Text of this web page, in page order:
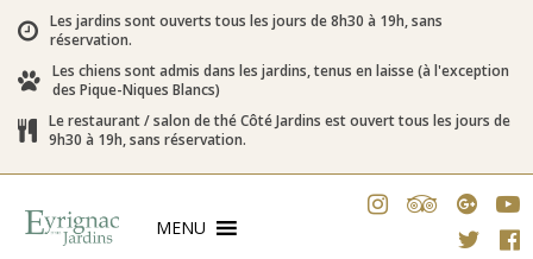
Les jardins sont ouverts tous les jours de 8h30 à 19h, sans
réservation.
Les chiens sont admis dans les jardins, tenus en laisse (à l'exception
des Pique-Niques Blancs)
Le restaurant / salon de thé Côté Jardins est ouvert tous les jours de
9h30 à 19h, sans réservation.
MENU